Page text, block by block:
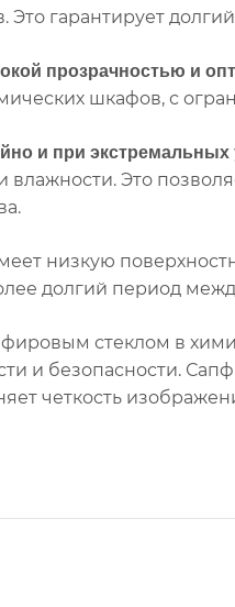
Это гарантирует
прозрачностью и
шкафов, с
и при экстремальных
Это
низкую
долгий период
стеклом в
и безопасности.
четкость